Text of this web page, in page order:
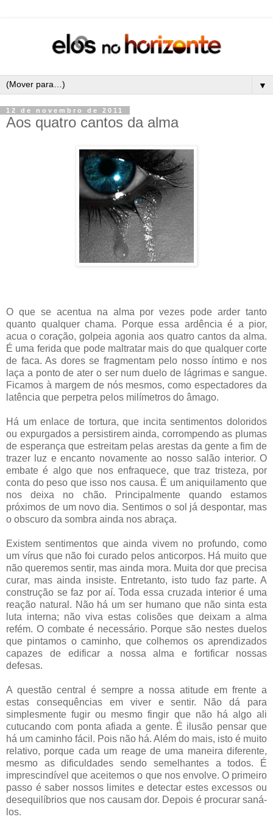
▼
12 de novembro de 2011
Aos quatro cantos da alma
O que se acentua na alma por vezes pode arder tanto
quanto qualquer chama. Porque essa ardência é a pior,
acua o coração, golpeia agonia aos quatro cantos da alma.
É uma ferida que pode maltratar mais do que qualquer corte
de faca. As dores se fragmentam pelo nosso íntimo e nos
laça a ponto de ater o ser num duelo de lágrimas e sangue.
Ficamos à margem de nós mesmos, como espectadores da
latência que perpetra pelos milímetros do âmago.
Há um enlace de tortura, que incita sentimentos doloridos
ou expurgados a persistirem ainda, corrompendo as plumas
de esperança que estreitam pelas arestas da gente a fim de
trazer luz e encanto novamente ao nosso salão interior. O
embate é algo que nos enfraquece, que traz tristeza, por
conta do peso que isso nos causa. É um aniquilamento que
nos deixa no chão. Principalmente quando estamos
próximos de um novo dia. Sentimos o sol já despontar, mas
o obscuro da sombra ainda nos abraça.
Existem sentimentos que ainda vivem no profundo, como
um vírus que não foi curado pelos anticorpos. Há muito que
não queremos sentir, mas ainda mora. Muita dor que precisa
curar, mas ainda insiste. Entretanto, isto tudo faz parte. A
construção se faz por aí. Toda essa cruzada interior é uma
reação natural. Não há um ser humano que não sinta esta
luta interna; não viva estas colisões que deixam a alma
refém. O combate é necessário. Porque são nestes duelos
que pintamos o caminho, que colhemos os aprendizados
capazes de edificar a nossa alma e fortificar nossas
defesas.
A questão central é sempre a nossa atitude em frente a
estas consequências em viver e sentir. Não dá para
simplesmente fugir ou mesmo fingir que não há algo ali
cutucando com ponta afiada a gente. É ilusão pensar que
há um caminho fácil. Pois não há. Além do mais, isto é muito
relativo, porque cada um reage de uma maneira diferente,
mesmo as dificuldades sendo semelhantes a todos. É
imprescindível que aceitemos o que nos envolve. O primeiro
passo é saber nossos limites e detectar estes excessos ou
desequilíbrios que nos causam dor. Depois é procurar saná-
los.